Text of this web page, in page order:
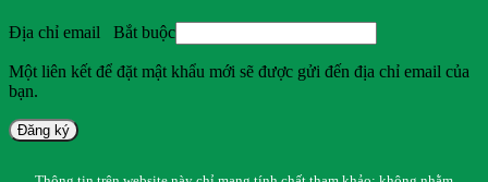
Địa chỉ email Bắt buộc
Một liên kết để đặt mật khẩu mới sẽ được gửi đến địa chỉ email của
bạn.
Đăng ký